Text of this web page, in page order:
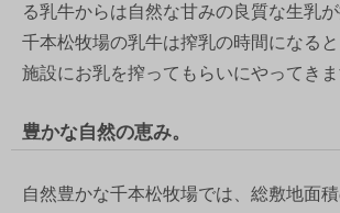
る乳牛からは自然な甘みの良質な生乳が
千本松牧場の乳牛は搾乳の時間になる
施設にお乳を搾ってもらいにやってきま
豊かな自然の恵み。
自然豊かな千本松牧場では、総敷地面